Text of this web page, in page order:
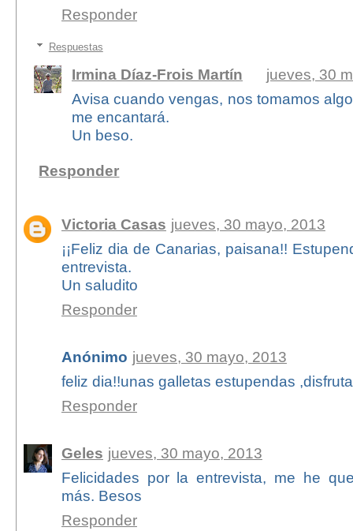
Responder
Respuestas
Irmina Díaz-Frois Martín
jueves, 30
Avisa cuando vengas, nos tomamos
me encantará.
Un beso.
Responder
Victoria Casas jueves, 30 mayo, 2013
¡¡Feliz dia de Canarias, paisana!!
entrevista.
Un saludito
Responder
Anónimo jueves, 30 mayo, 2013
feliz dia!!unas galletas estupendas
Responder
Geles jueves, 30 mayo, 2013
Felicidades por la entrevista, me he
más. Besos
Responder